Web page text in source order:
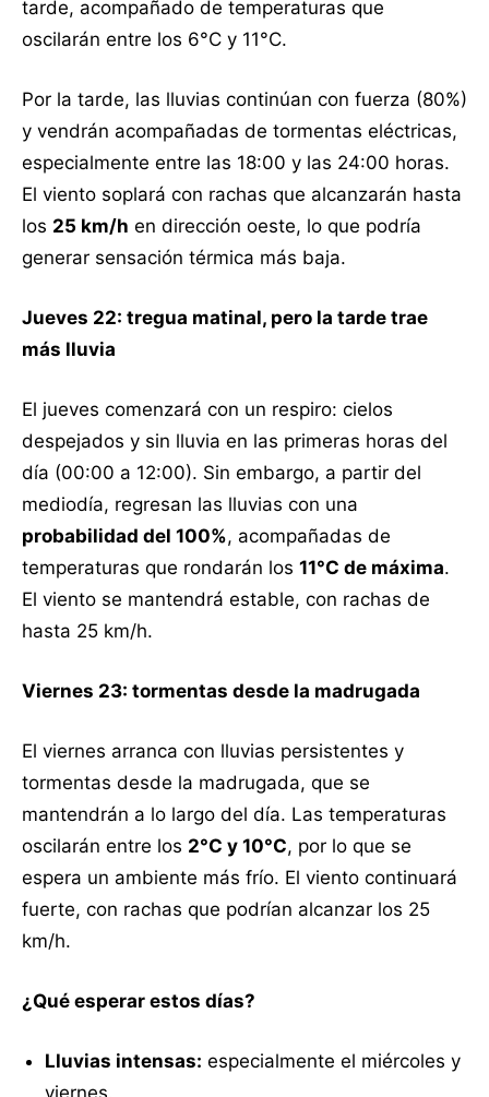
tarde, acompañado de temperaturas que
oscilarán entre los 6°C y 11°C.
Por la tarde, las lluvias continúan con fuerza (80%)
y vendrán acompañadas de tormentas eléctricas,
especialmente entre las 18:00 y las 24:00 horas.
El viento soplará con rachas que alcanzarán hasta
los 25 km/h en dirección oeste, lo que podría
generar sensación térmica más baja.
Jueves 22: tregua matinal, pero la tarde trae
más lluvia
El jueves comenzará con un respiro: cielos
despejados y sin lluvia en las primeras horas del
día (00:00 a 12:00). Sin embargo, a partir del
mediodía, regresan las lluvias con una
probabilidad del 100%, acompañadas de
temperaturas que rondarán los 11°C de máxima.
El viento se mantendrá estable, con rachas de
hasta 25 km/h.
Viernes 23: tormentas desde la madrugada
El viernes arranca con lluvias persistentes y
tormentas desde la madrugada, que se
mantendrán a lo largo del día. Las temperaturas
oscilarán entre los 2°C y 10°C, por lo que se
espera un ambiente más frío. El viento continuará
fuerte, con rachas que podrían alcanzar los 25
km/h.
¿Qué esperar estos días?
Lluvias intensas: especialmente el miércoles y
viernes.